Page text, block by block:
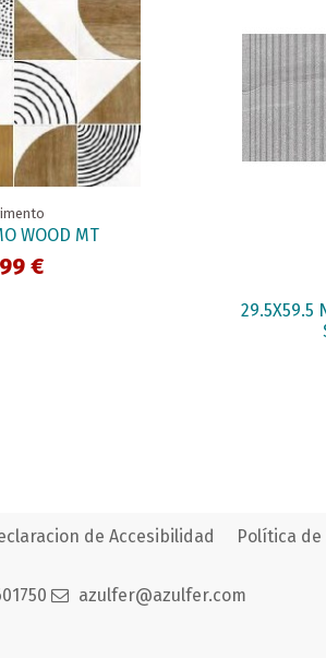
WOOD MT
€
29.5X59.5
de Accesibilidad Política de
azulfer@azulfer.com